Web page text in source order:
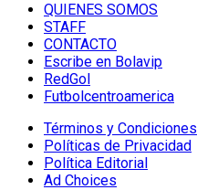
QUIENES SOMOS
STAFF
CONTACTO
Escribe en Bolavip
RedGol
Futbolcentroamerica
Términos y Condiciones
Políticas de Privacidad
Política Editorial
Ad Choices